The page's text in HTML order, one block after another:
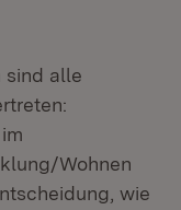
sind alle
Wohnen
wie